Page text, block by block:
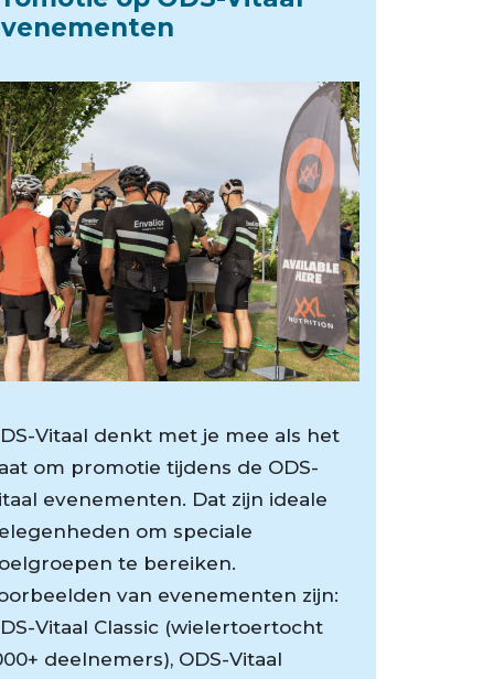
Vitaal denkt met je mee als het
om promotie tijdens de ODS-
evenementen. Dat zijn ideale
om speciale
te bereiken.
van evenementen zijn:
Vitaal Classic (wielertoertocht
deelnemers), ODS-Vitaal